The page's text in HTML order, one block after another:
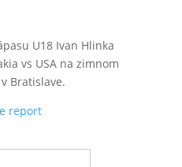
U18 Ivan Hlinka
vs USA na zimnom
Bratislave.
report